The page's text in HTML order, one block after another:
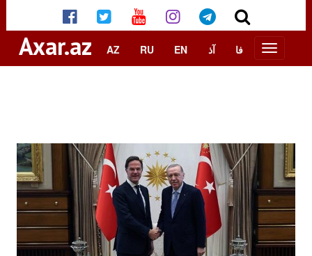
Axar.az AZ RU EN آذ فا